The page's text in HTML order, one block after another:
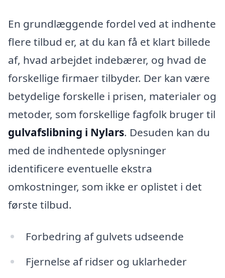
En grundlæggende fordel ved at indhente
flere tilbud er, at du kan få et klart billede
af, hvad arbejdet indebærer, og hvad de
forskellige firmaer tilbyder. Der kan være
betydelige forskelle i prisen, materialer og
metoder, som forskellige fagfolk bruger til
gulvafslibning i Nylars. Desuden kan du
med de indhentede oplysninger
identificere eventuelle ekstra
omkostninger, som ikke er oplistet i det
første tilbud.
Forbedring af gulvets udseende
Fjernelse af ridser og uklarheder